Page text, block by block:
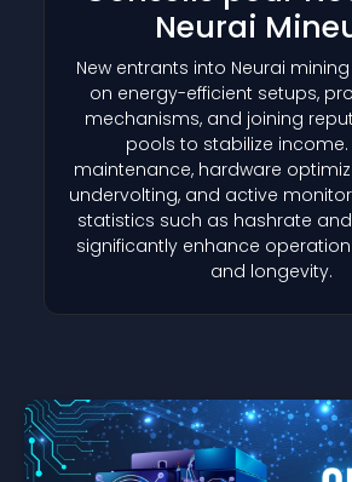
Neurai
New entrants into Neurai
on energy-efficient setups,
mechanisms, and joining
pools to stabilize income.
maintenance, hardware
undervolting, and active
statistics such as hashrate
significantly enhance
and longevity.